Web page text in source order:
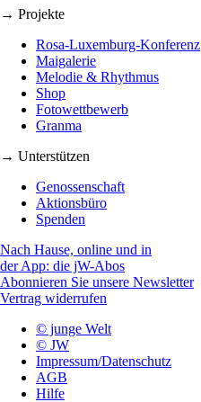
→ Projekte
Rosa-Luxemburg-Konferenz
Maigalerie
Melodie & Rhythmus
Shop
Fotowettbewerb
Granma
→ Unterstützen
Genossenschaft
Aktionsbüro
Spenden
Nach Hause, online und in
der App: die jW-Abos
Abonnieren Sie unsere Newsletter
Vertrag widerrufen
© junge Welt
© JW
Impressum/Datenschutz
AGB
Hilfe